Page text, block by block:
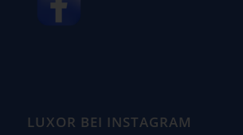
LUXOR BEI INSTAGRAM